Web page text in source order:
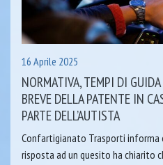
16 Aprile 2025
NORMATIVA, TEMPI DI
BREVE DELLA PATENTE IN
PARTE DELL’AUTISTA
Confartigianato Trasporti informa
risposta ad un quesito ha chiarito